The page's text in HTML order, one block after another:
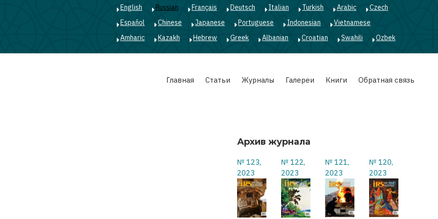
English Russian Français Deutsch Italian Turkish Arabic
Czech
Español
Chinese Japanese Portuguese Indonesian
Vietnamese
Amharic
Kazakh Hebrew Greek Albanian Croatian Swahili Ozbek
Главная Статьи Журналы Галереи Книги Обратная связь
Архив журнала
№ 123,
2023
№ 122,
2023
№ 121,
2023
№ 120,
2023